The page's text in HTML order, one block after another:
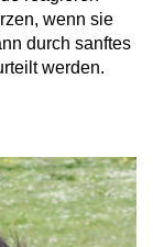
wenn sie
durch sanftes
werden.